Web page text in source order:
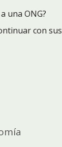
una ONG?
con